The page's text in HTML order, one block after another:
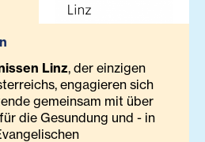
Linz, der einzigen
engagieren sich
gemeinsam mit über
die Gesundung und - in